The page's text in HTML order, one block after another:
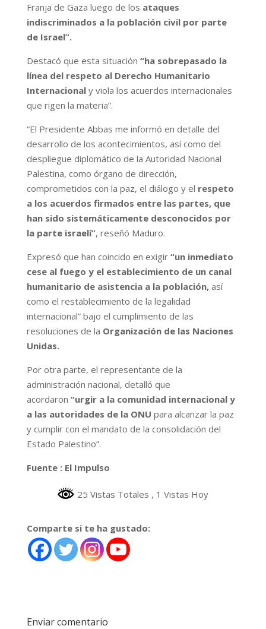
Franja de Gaza luego de los ataques
indiscriminados a la población civil por parte
de Israel”.
Destacó que esta situación “ha sobrepasado la
línea del respeto al Derecho Humanitario
Internacional y viola los acuerdos internacionales
que rigen la materia”.
“El Presidente Abbas me informó en detalle del
desarrollo de los acontecimientos, así como del
despliegue diplomático de la Autoridad Nacional
Palestina, como órgano de dirección,
comprometidos con la paz, el diálogo y el respeto
a los acuerdos firmados entre las partes, que
han sido sistemáticamente desconocidos por
la parte israelí”, reseñó Maduro.
Expresó que han coincido en exigir “un inmediato
cese al fuego y el establecimiento de un canal
humanitario de asistencia a la población,así
como el restablecimiento de la legalidad
internacional” bajo el cumplimiento de las
resoluciones de la Organización de las Naciones
Unidas.
Por otra parte, el representante de la
administración nacional, detalló que
acordaron “urgir a la comunidad internacional y
a las autoridades de la ONU para alcanzar la paz
y cumplir con el mandato de la consolidación del
Estado Palestino”.
Fuente : El Impulso
25 Vistas Totales , 1 Vistas Hoy
Comparte si te ha gustado:
Enviar comentario